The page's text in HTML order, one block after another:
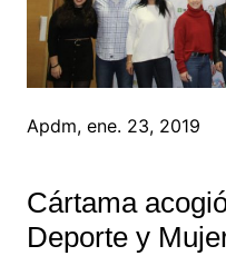
Apdm, ene. 23, 2019
Cártama
Deporte y